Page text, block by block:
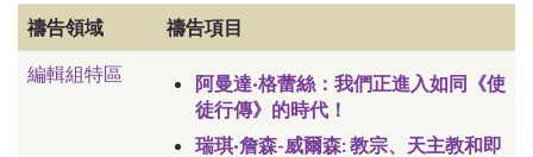
禱告領域 禱告項目
編輯組特區
阿曼達·格蕾絲：我們正進入如同《使
徒行傳》的時代！
瑞琪·詹森-威爾森: 教宗、天主教和即